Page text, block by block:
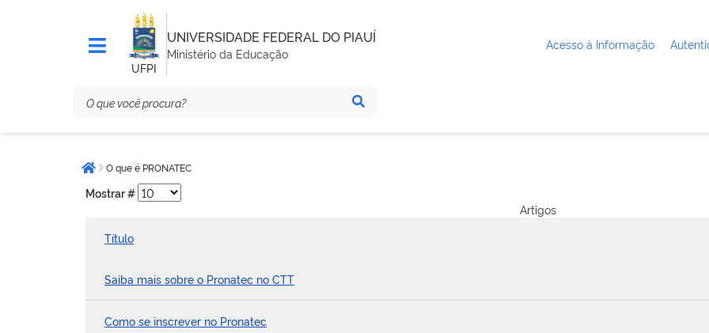
UFPI
UNIVERSIDADE FEDERAL DO PIAUÍ
Ministério da Educação
Acesso à Informação
estáPágina inicial
O que é PRONATEC
Mostrar #
Artigos
Título
Saiba mais sobre o Pronatec no CTT
Como se inscrever no Pronatec